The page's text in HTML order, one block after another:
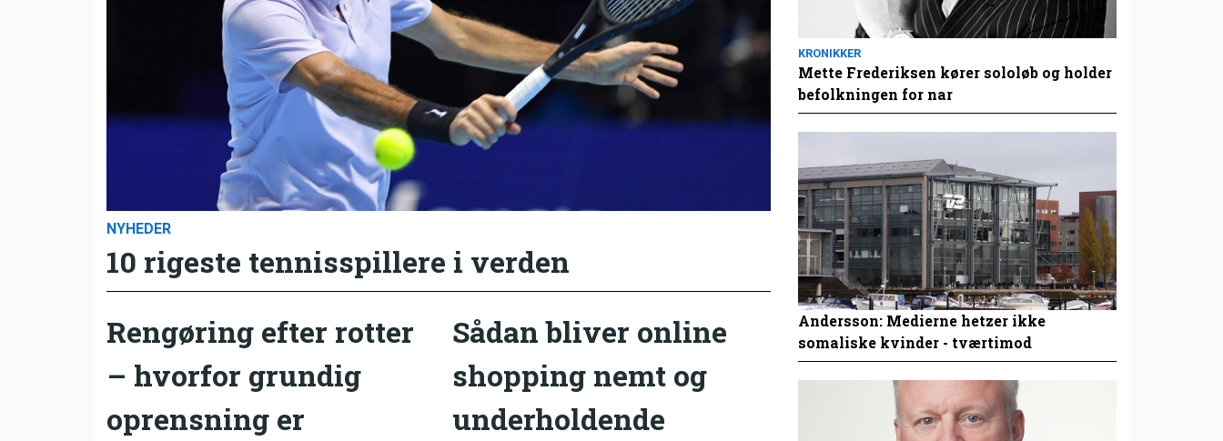
NYHEDER
10 rigeste tennisspillere i verden
Rengøring efter rotter
– hvorfor grundig
oprensning er
Sådan bliver online
shopping nemt og
underholdende
KRONIKKER
Mette Frederiksen kører sololøb og holder
befolkningen for nar
Andersson: Medierne hetzer ikke
somaliske kvinder - tværtimod